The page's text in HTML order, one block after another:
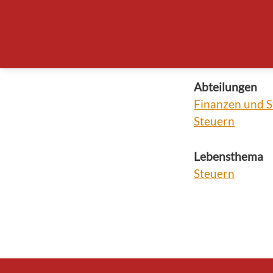
Abteilungen
Finanzen und
Steuern
Lebensthema
Steuern